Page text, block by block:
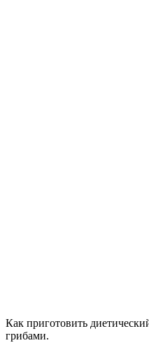
Как приготовить
грибами.